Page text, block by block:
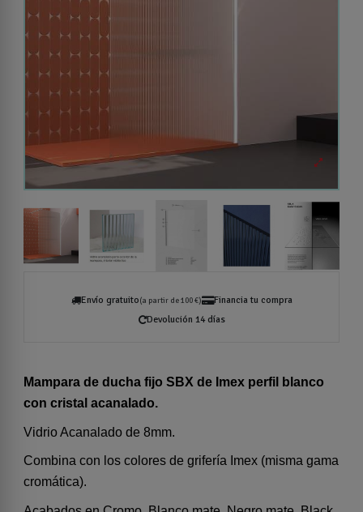
Envío gratuito(a partir de 100 €)
Financia tu compra
Devolución 14 días
Mampara de ducha fijo SBX de Imex perfil blanco
con cristal acanalado.
Vidrio Acanalado de 8mm.
Combina con los colores de grifería Imex (misma gama
cromática).